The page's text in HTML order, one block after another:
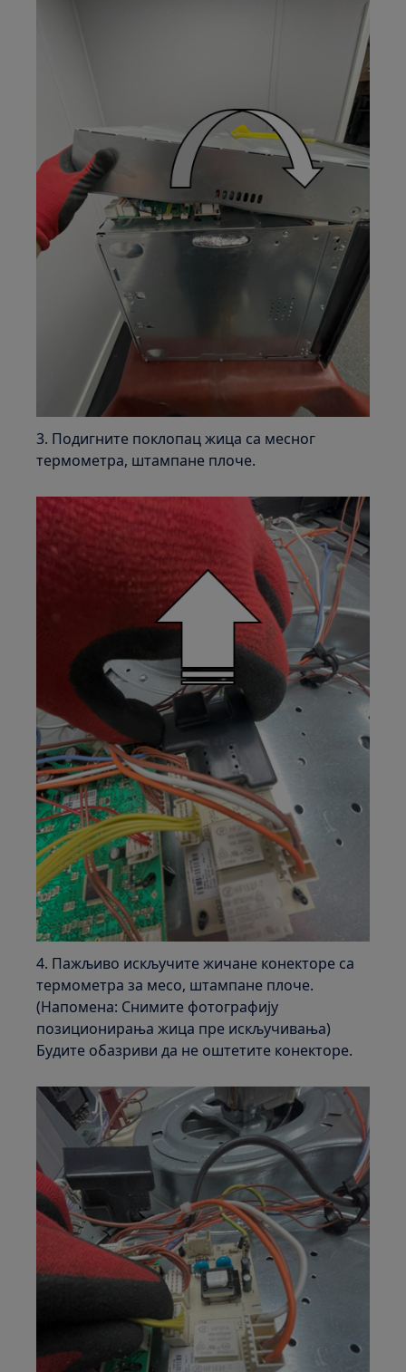
3. Подигните поклопац жица са месног
термометра, штампане плоче.
4. Пажљиво искључите жичане конекторе са
термометра за месо, штампане плоче.
(Напомена: Снимите фотографију
позиционирања жица пре искључивања)
Будите обазриви да не оштетите конекторе.